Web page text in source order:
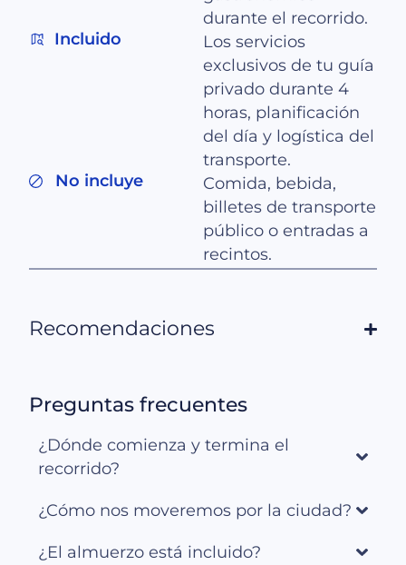
durante el recorrido.
Incluido
Los servicios
exclusivos de tu guía
privado durante 4
horas, planificación
del día y logística del
transporte.
No incluye
Comida, bebida,
billetes de transporte
público o entradas a
recintos.
Recomendaciones
Preguntas frecuentes
¿Dónde comienza y termina el
recorrido?
¿Cómo nos moveremos por la ciudad?
¿El almuerzo está incluido?